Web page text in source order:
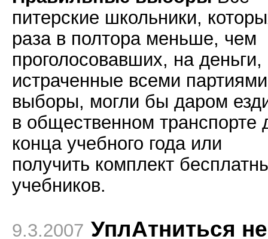
питерские школьники,
раза в полтора меньше, чем
проголосовавших, на деньги,
истраченные всеми
выборы, могли бы даром
в общественном транспорте
конца учебного года или
получить комплект
учебников.
9.3.2007 УплАтниться не